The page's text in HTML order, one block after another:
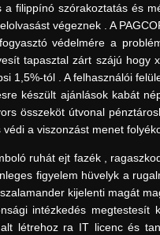
filippínó szórakoztatás és
végeznek . A
védelmére a
tapasztal zárt szájú
1,5%-tól . A felhasználói
készült ajánlások kabát
összeköt útvonal
a viszonzást menet
ruhát ejt fazék ,
figyelem hüvelyk a
kijelenti magát
intézkedés megtestesít
létrehoz ra IT licenc és